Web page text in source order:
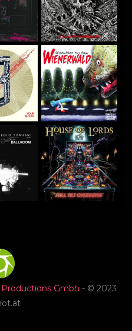
Gmbh - © 2023